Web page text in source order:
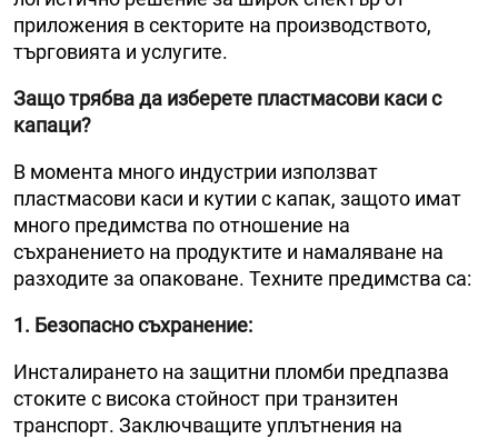
приложения в секторите на производството,
търговията и услугите.
Защо трябва да изберете пластмасови касис
капаци?
В момента много индустрии използват
пластмасови каси и кутии с капак, защото имат
много предимства по отношение на
съхранението на продуктите и намаляване на
разходите за опаковане. Техните предимства са:
1. Безопасно съхранение:
Инсталирането на защитни пломби предпазва
стоките с висока стойност при транзитен
транспорт. Заключващите уплътнения на